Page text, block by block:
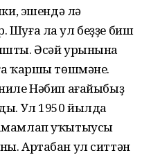
эшендә лә
Шуға ла ул беҙҙе биш
Әсәй урынына
ҡаршы төшмәне.
Нәбип ағайыбыҙ
Ул 1950 йылда
уҡытыусы
Артабан ул ситтән